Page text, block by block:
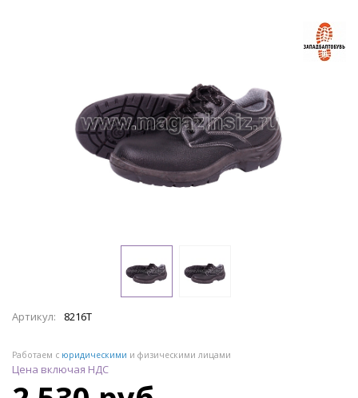
Артикул: 8216Т
Работаем с юридическими и физическими лицами
Цена включая НДС